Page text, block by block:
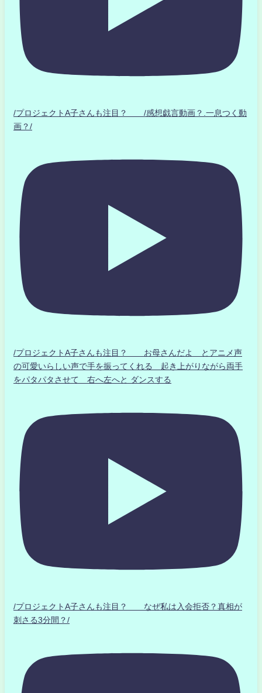
/プロジェクトA子さんも注目？ /感想戯言動画？.一息つく動
画？/
/プロジェクトA子さんも注目？ お母さんだよ とアニメ声
の可愛いらしい声で手を振ってくれる 起き上がりながら両手
をパタパタさせて 右へ左へと ダンスする
/プロジェクトA子さんも注目？ なぜ私は入会拒否？真相が
刺さる3分間？/